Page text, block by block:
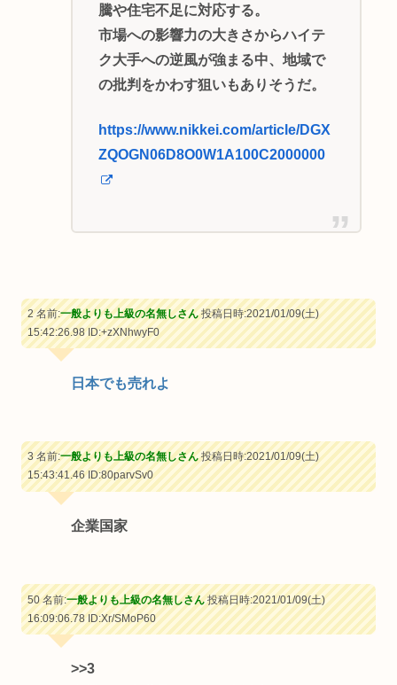
騰や住宅不足に対応する。
市場への影響力の大きさからハイテ
ク大手への逆風が強まる中、地域で
の批判をかわす狙いもありそうだ。
https://www.nikkei.com/article/DGX
ZQOGN06D8O0W1A100C2000000
2 名前:一般よりも上級の名無しさん投稿日時:2021/01/09(土)
15:42:26.98ID:+zXNhwyF0
日本でも売れよ
3 名前:一般よりも上級の名無しさん投稿日時:2021/01/09(土)
15:43:41.46ID:80parvSv0
企業国家
50 名前:一般よりも上級の名無しさん投稿日時:2021/01/09(土)
16:09:06.78ID:Xr/SMoP60
>>3